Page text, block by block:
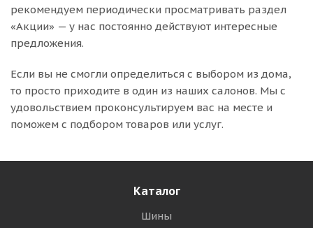
рекомендуем периодически просматривать раздел
«Акции» — у нас постоянно действуют интересные
предложения.
Если вы не смогли определиться с выбором из дома,
то просто приходите в один из наших салонов. Мы с
удовольствием проконсультируем вас на месте и
поможем с подбором товаров или услуг.
Каталог
Шины